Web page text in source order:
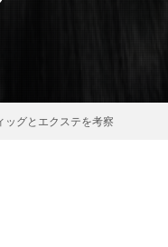
ッグとエクステを考察